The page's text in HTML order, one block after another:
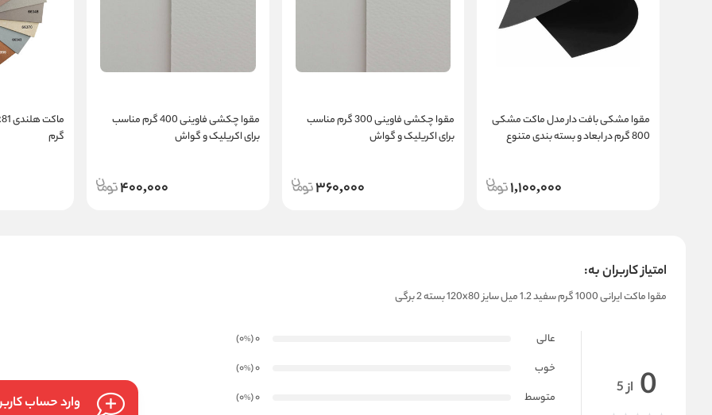
مقوا مشکی بافت دار مدل ماکت مشکی
800 گرم در ابعاد و بسته بندی متنوع
1,100,000
مقوا چکشی فاوینی 300 گرم مناسب
برای اکریلیک و گواش
360,000
مقوا چکشی فاوینی 400 گرم مناسب
برای اکریلیک و گواش
400,000
گرم
امتیاز کاربران به:
مقوا ماکت ایرانی 1000 گرم سفید 1.2 میل سایز 120x80 بسته 2 برگی
0 از 5
عالی 0
(0
%
)
خوب
0
(0
%
)
متوسط
0
(0
%
)
وارد حساب